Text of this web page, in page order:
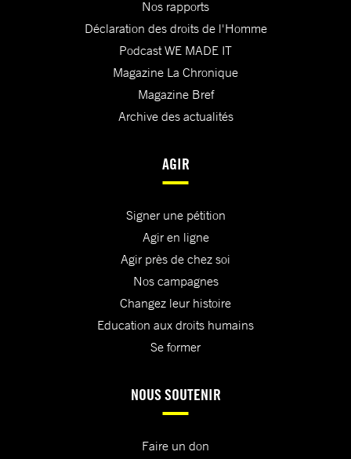
Nos rapports
Déclaration des droits de l'Homme
Podcast WE MADE IT
Magazine La Chronique
Magazine Bref
Archive des actualités
AGIR
Signer une pétition
Agir en ligne
Agir près de chez soi
Nos campagnes
Changez leur histoire
Education aux droits humains
Se former
NOUS SOUTENIR
Faire un don